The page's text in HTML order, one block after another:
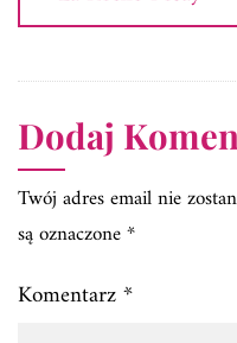
Dodaj
Twój adres email nie
są oznaczone*
Komentarz*